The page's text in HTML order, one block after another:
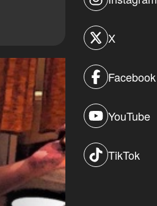
X
Facebook
YouTube
TikTok